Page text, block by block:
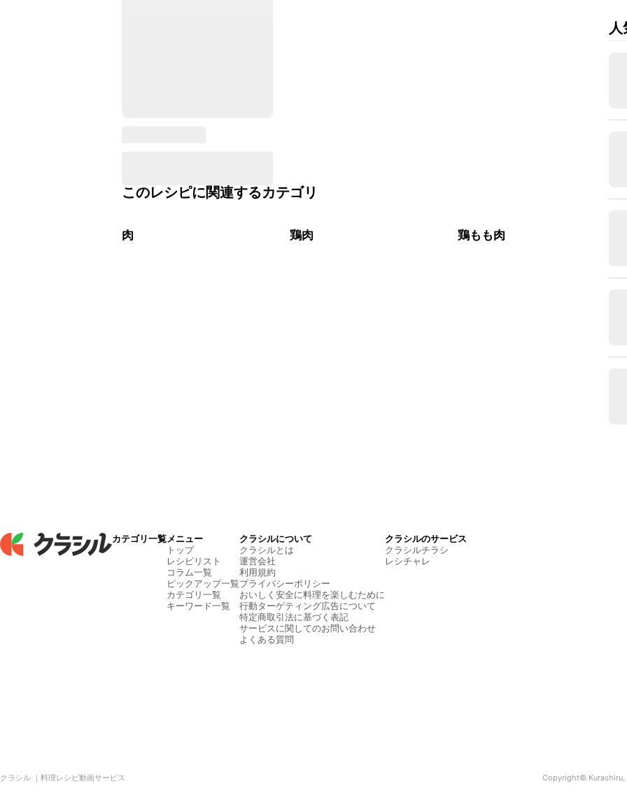
このレシピに関連するカテゴリ
肉 鶏肉 鶏もも肉
カテゴリ一覧メニュー
トップ
レシピリスト
コラム一覧
ピックアップ一覧
カテゴリ一覧
キーワード一覧
クラシルについて
クラシルとは
運営会社
利用規約
プライバシーポリシー
おいしく安全に料理を楽しむために
行動ターゲティング広告について
特定商取引法に基づく表記
サービスに関してのお問い合わせ
よくある質問
クラシルのサービス
クラシルチラシ
レシチャレ
クラシル ｜料理レシピ動画サービス Copyright© Kurashiru,